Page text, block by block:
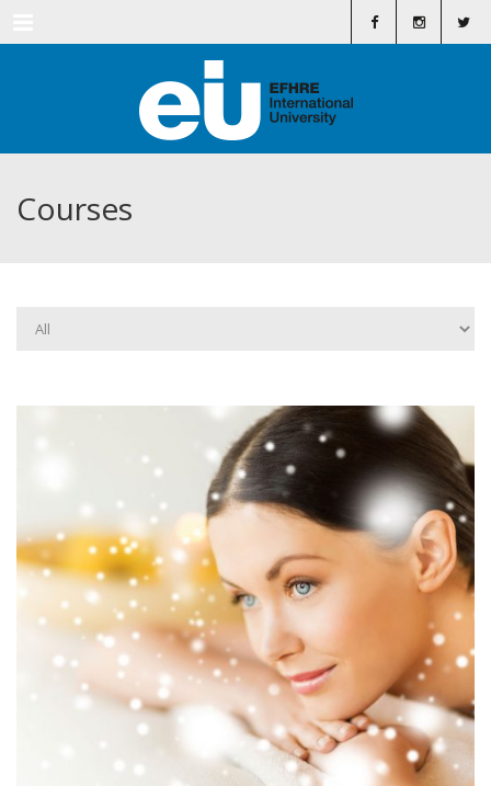
Courses